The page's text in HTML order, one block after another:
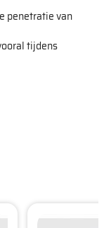
penetratie van
tijdens